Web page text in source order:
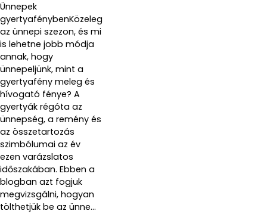
Ünnepek
gyertyafénybenKözeleg
az ünnepi szezon, és mi
is lehetne jobb módja
annak, hogy
ünnepeljünk, mint a
gyertyafény meleg és
hívogató fénye? A
gyertyák régóta az
ünnepség, a remény és
az összetartozás
szimbólumai az év
ezen varázslatos
időszakában. Ebben a
blogban azt fogjuk
megvizsgálni, hogyan
tölthetjük be az ünne...